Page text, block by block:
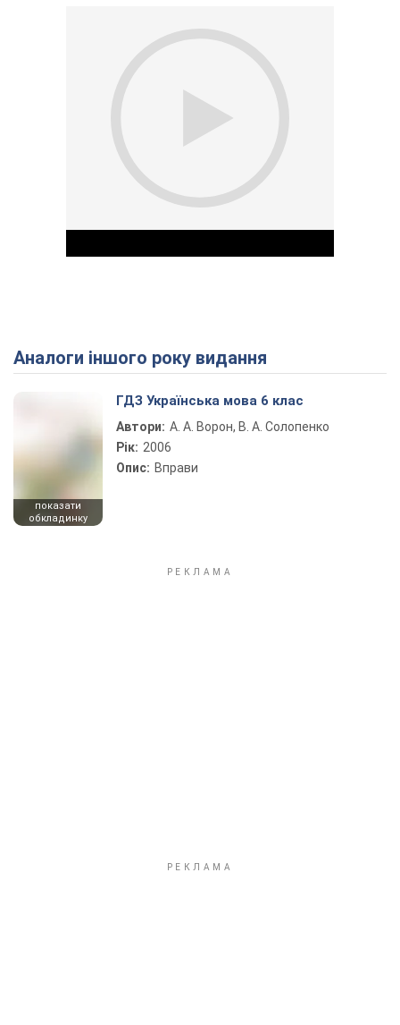
Play Video
Аналоги іншого року видання
показати
обкладинку
ГДЗ Українська мова 6 клас
Автори: А. А. Ворон, В. А. Солопенко
Рік: 2006
Опис: Вправи